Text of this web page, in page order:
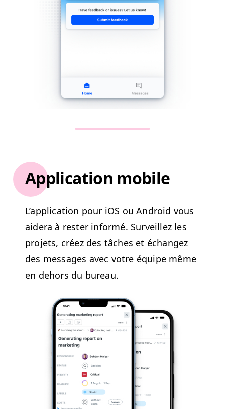
Application mobile
L’ap­pli­ca­tion pour iOS ou Android vous
aidera à rester infor­mé. Sur­veillez les
pro­jets, créez des tâch­es et échangez
des mes­sages avec votre équipe même
en dehors du bureau.